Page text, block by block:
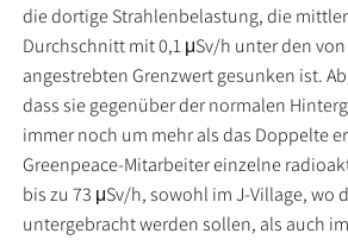
die dortige Strahlenbelastung, die
Durchschnitt mit 0,1 μSv/h unter den
angestrebten Grenzwert gesunken ist.
dass sie gegenüber der normalen
immer noch um mehr als das Doppelte
Greenpeace-Mitarbeiter einzelne
bis zu 73 μSv/h, sowohl im J-Village, wo
untergebracht werden sollen, als auch